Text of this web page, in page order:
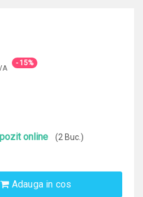
- 15%
online (2 Buc.)
Adauga in cos